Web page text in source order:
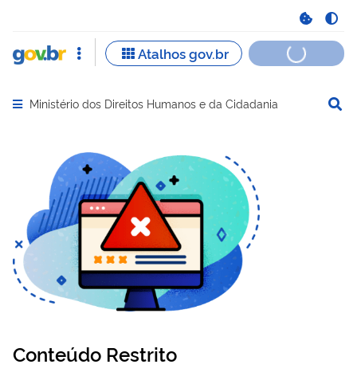
Abrir menu principal de navegação
Ministério dos Direitos Humanos e da Cidadania
Conteúdo Restrito